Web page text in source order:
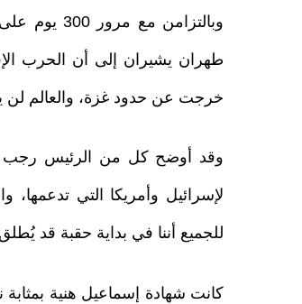
خرجت عن حدود غزة، والعالم لن
وقد أوضح كل من الرئيس رجب
لإسرائيل وأمريكا التي
للجميع أننا في بداية حقبة قد
كانت شهادة إسماعيل هنية